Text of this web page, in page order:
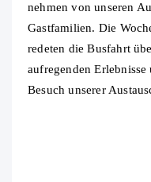
nehmen von unseren
Gastfamilien. Die
redeten die Busfahrt
aufregenden
Besuch unserer